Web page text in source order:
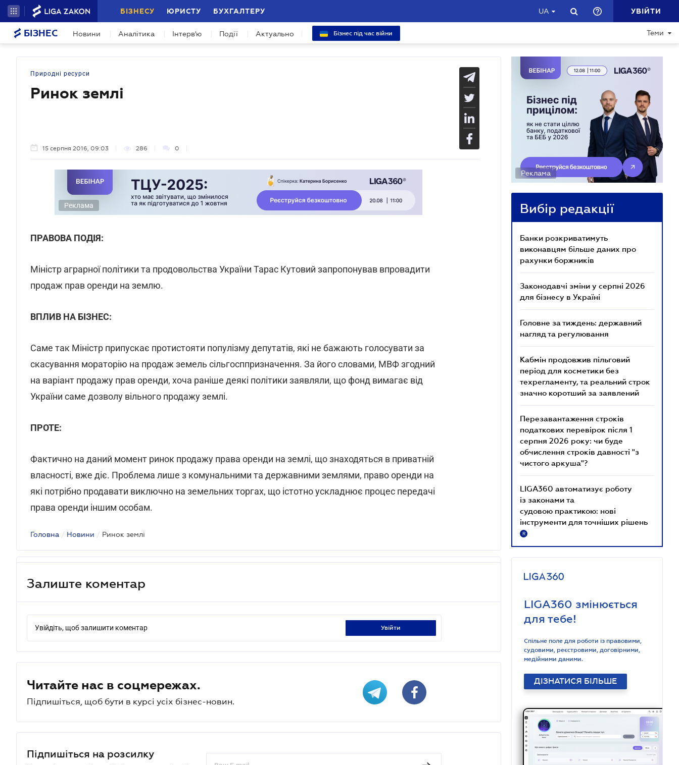
БІЗНЕСУ ЮРИСТУ БУХГАЛТЕРУ UA УВІЙТИ
БІЗНЕС Новини Аналітика Інтерв'ю Події Актуально Бізнес під час війни Теми
Природні ресурси
Ринок землі
15 серпня 2016, 09:03 286 0
Реклама
ПРАВОВА ПОДІЯ:
Міністр аграрної політики та продовольства України Тарас Кутовий запропонував впровадити
продаж прав оренди на землю.
ВПЛИВ НА БІЗНЕС:
Саме так Міністр припускає протистояти популізму депутатів, які не бажають голосувати за
скасування мораторію на продаж земель сільгосппризначення. За його словами, МВФ згодний
на варіант продажу прав оренди, хоча раніше деякі політики заявляли, що фонд вимагає від
України саме дозволу вільного продажу землі.
ПРОТЕ:
Фактично на даний момент ринок продажу права оренди на землі, що знаходяться в приватній
власності, вже діє. Проблема лише з комунальними та державними землями, право оренди на
які потрібно продавати виключно на земельних торгах, що істотно ускладнює процес передачі
права оренди іншим особам.
Головна / Новини / Ринок землі
Залиште коментар
Увійдіть, щоб залишити коментар увійти
Читайте нас в соцмережах.
Підпишіться, щоб бути в курсі усіх бізнес-новин.
Підпишіться на розсилку
Реклама
Вибір редакції
Банки розкриватимуть
виконавцям більше даних про
рахунки боржників
Законодавчі зміни у серпні 2026
для бізнесу в Україні
Головне за тиждень: державний
нагляд та регулювання
Кабмін продовжив пільговий
період для косметики без
техрегламенту, та реальний строк
значно коротший за заявлений
Перезавантаження строків
податкових перевірок після 1
серпня 2026 року: чи буде
обчислення строків давності "з
чистого аркуша"?
LIGA360 автоматизує роботу
із законами та
судовою практикою: нові
інструменти для точніших рішень
R
LIGA360 змінюється
для тебе!
Спільне поле для роботи із правовими,
судовими, реєстровими, договірними,
медійними даними.
ДІЗНАТИСЯ БІЛЬШЕ